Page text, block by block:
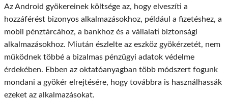
Az Android gyökereinek költsége az, hogy elveszíti a
hozzáférést bizonyos alkalmazásokhoz, például a fizetéshez, a
mobil pénztárcához, a bankhoz és a vállalati biztonsági
alkalmazásokhoz. Miután észlelte az eszköz gyökérzetét, nem
működnek többé a bizalmas pénzügyi adatok védelme
érdekében. Ebben az oktatóanyagban több módszert fogunk
mondani a gyökér elrejtésére, hogy továbbra is használhassák
ezeket az alkalmazásokat.